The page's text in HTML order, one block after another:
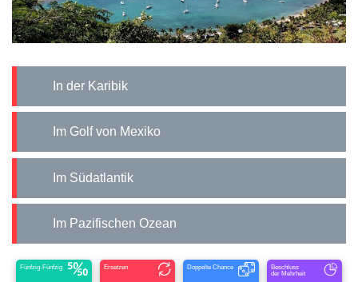
In der Karibik
Im Golf von Mexiko
Im Südatlantik
Im Pazifischen Ozean
Fünfzig-Fünfzig Ersetzen Doppelte Chance
Beschluss
der Mehrheit